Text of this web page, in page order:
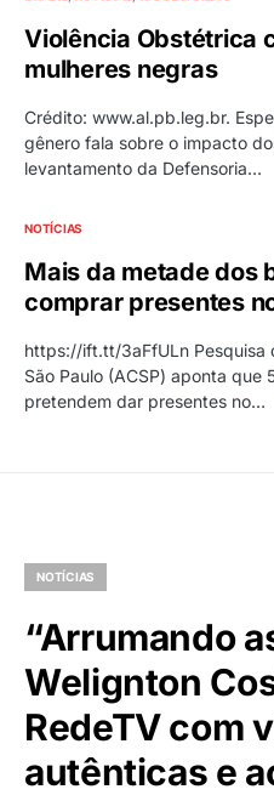
Violência Obstétrica
mulheres negras
Crédito: www.al.pb.leg.br.
gênero fala sobre o impacto
levantamento da Defensoria…
NOTÍCIAS
Mais da metade dos
comprar presentes
https://ift.tt/3aFfULn Pesquisa
São Paulo (ACSP) aponta que
pretendem dar presentes no…
NOTÍCIAS
“Arrumando
Welignton
RedeTV com
autênticas e